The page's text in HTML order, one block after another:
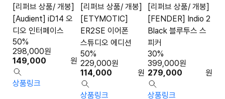
[리퍼브 상품/ 개봉]
[Audient] iD14 오
디오 인터페이스
149,000 원
298,000원
50%
상품링크
[리퍼브 상품/ 개봉]
[ETYMOTIC]
ER2SE 이어폰
스튜디오 에디션
114,000 원
229,000원
50%
상품링크
[리퍼브 상품/ 개봉]
[FENDER] Indio 2
Black 블루투스 스
피커
279,000 원
399,000원
30%
상품링크